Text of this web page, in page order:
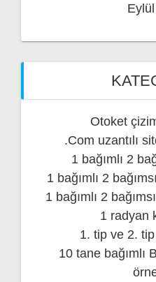
Otoket
.Com uzantılı
1 bağımlı 2
1 bağımlı 2
1 bağımlı 2
1 radyan
1. tip ve 2.
10 tane bağımlı